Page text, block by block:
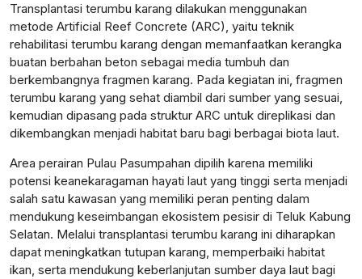
Transplantasi terumbu karang dilakukan menggunakan
metode Artificial Reef Concrete (ARC), yaitu teknik
rehabilitasi terumbu karang dengan memanfaatkan kerangka
buatan berbahan beton sebagai media tumbuh dan
berkembangnya fragmen karang. Pada kegiatan ini, fragmen
terumbu karang yang sehat diambil dari sumber yang sesuai,
kemudian dipasang pada struktur ARC untuk direplikasi dan
dikembangkan menjadi habitat baru bagi berbagai biota laut.
Area perairan Pulau Pasumpahan dipilih karena memiliki
potensi keanekaragaman hayati laut yang tinggi serta menjadi
salah satu kawasan yang memiliki peran penting dalam
mendukung keseimbangan ekosistem pesisir di Teluk Kabung
Selatan. Melalui transplantasi terumbu karang ini diharapkan
dapat meningkatkan tutupan karang, memperbaiki habitat
ikan, serta mendukung keberlanjutan sumber daya laut bagi